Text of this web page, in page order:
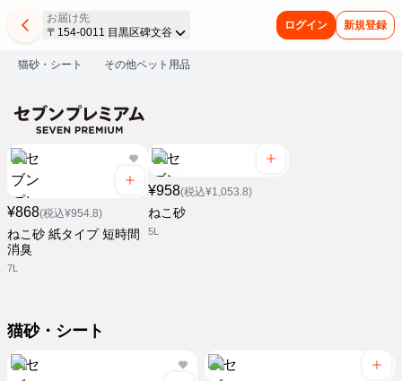
お届け先
〒154-0011 目黒区碑文谷
ログイン 新規登録
猫砂・シート その他ペット用品
¥868(税込¥954.8)
ねこ砂 紙タイプ 短時間
消臭
7L
¥958(税込¥1,053.8)
ねこ砂
5L
猫砂・シート